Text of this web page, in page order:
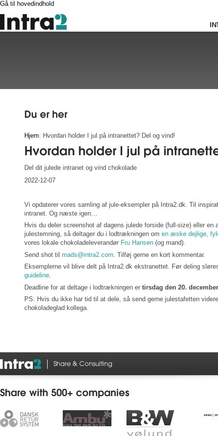
Gå til hovedindhold
Du er her
Hjem: Hvordan holder I jul på intranettet? Del og vind!
Hvordan holder I jul på
Del dit julede intranet og vind chokolade
2022-12-07
Vi opdaterer vores samling af jule-eksempler på Intra2.dk. Til
intranet. Og næste igen…
Hvis du deler screenshot af dagens julede forside (full-size) eller en
julestemning, så deltager du i lodtrækningen om en æske dejlige,
vores lokale chokoladeleverandør Fru Hansen (og mand).
Send shot til mads@intra2.com . Tilføj gerne en kort kommentar.
Eksemplerne vil blive delt på Intra2.dk ekstranettet. Før deling
guideline.
Deadline for at deltage i lodtrækningen er tirsdag den 20.
PS: Hvis du ikke har tid til at dele, så send gerne julestafetten
chokoladeglad kollega.
Share & Consulting
Share with 500+ companies